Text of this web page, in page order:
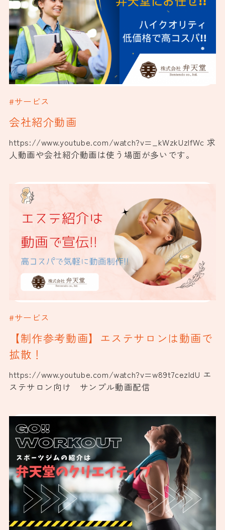
#サービス
会社紹介動画
https://www.youtube.com/watch?v=_kWzkUzIfWc 求
人動画や会社紹介動画は使う場面が多いです。
#サービス
【制作参考動画】エステサロンは動画で
拡散！
https://www.youtube.com/watch?v=w89t7cezIdU エ
ステサロン向け サンプル動画配信